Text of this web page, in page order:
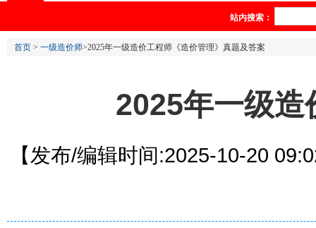
站内搜索：
首页 > 一级造价师>2025年一级造价工程师《造价管理》真题及答案
2025年一级造
【发布/编辑时间:2025-10-20